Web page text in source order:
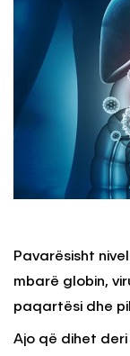
Pavarësisht
mbarë globin,
paqartësi dhe
Ajo që dihet